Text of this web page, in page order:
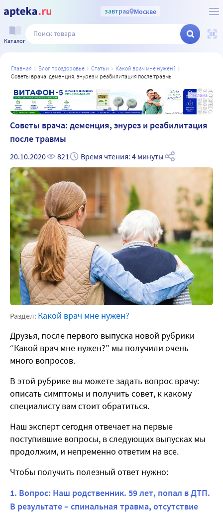
завтрав Москве
Каталог
главная блог проздоровье статьи
какой врач мне нужен?
советы врача: деменция, энурез и реабилитация после травмы
Реклама
Советы врача: деменция, энурез и реабилитация
после травмы
20.10.2020 821 Время чтения: 4 минуты
Раздел: Какой врач мне нужен?
Друзья, после первого выпуска новой рубрики
“Какой врач мне нужен?” мы получили очень
много вопросов.
В этой рубрике вы можете задать вопрос врачу:
описать симптомы и получить совет, к какому
специалисту вам стоит обратиться.
Наш эксперт сегодня отвечает на первые
поступившие вопросы, в следующих выпусках мы
продолжим, и непременно ответим на все.
Чтобы получить полезный ответ нужно:
1. Вопрос: Наш родственник. 59 лет, попал в ДТП.
В результате – спинальная травма, отсутствие